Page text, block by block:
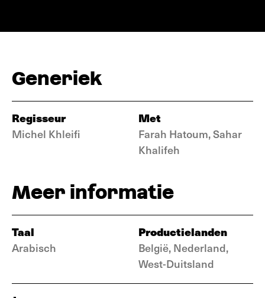
Generiek
Regisseur
Michel Khleifi
Met
Farah Hatoum, Sahar
Khalifeh
Meer informatie
Taal
Arabisch
Productielanden
België, Nederland,
West-Duitsland